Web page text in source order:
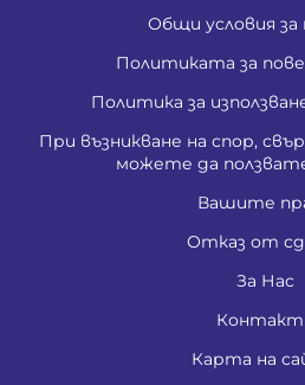
Общи условия за
Политиката за
Политика за
При възникване на спор,
можете да
Вашите
Отказ от
За Нас
Карта на